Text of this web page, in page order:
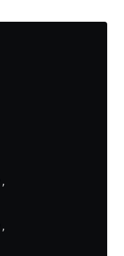
,
,